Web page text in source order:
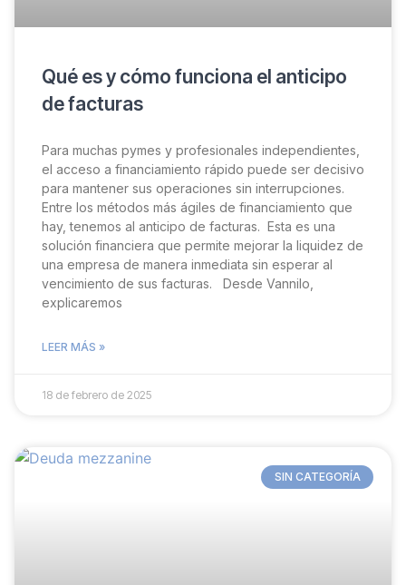
Qué es y cómo funciona el anticipo
de facturas
Para muchas pymes y profesionales independientes,
el acceso a financiamiento rápido puede ser decisivo
para mantener sus operaciones sin interrupciones.
Entre los métodos más ágiles de financiamiento que
hay, tenemos al anticipo de facturas. Esta es una
solución financiera que permite mejorar la liquidez de
una empresa de manera inmediata sin esperar al
vencimiento de sus facturas. Desde Vannilo,
explicaremos
LEER MÁS »
18 de febrero de 2025
SIN CATEGORÍA